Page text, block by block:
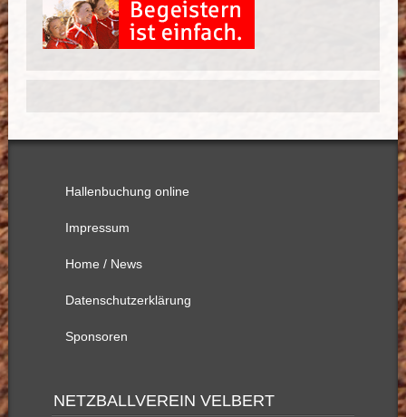
Hallenbuchung online
Impressum
Home / News
Datenschutzerklärung
Sponsoren
NETZBALLVEREIN VELBERT